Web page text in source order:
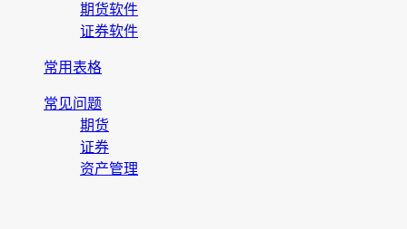
期货软件
证券软件
常用表格
常见问题
期货
证券
资产管理